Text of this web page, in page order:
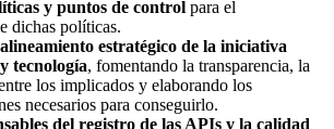
y puntos de control para el
dichas políticas.
estratégico de la iniciativa
tecnología, fomentando la transparencia, la
los implicados y elaborando los
necesarios para conseguirlo.
del registro de las APIs y la calidad